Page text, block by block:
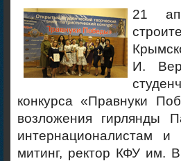
21
И.
конкурса «Правнуки
возложения гирлянды
интернационалистам
митинг, ректор КФУ им.